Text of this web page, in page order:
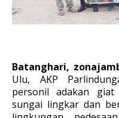
Batanghari,
Ulu, AKP
personil adakan
sungai lingkar dan